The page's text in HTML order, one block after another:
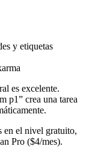
y etiquetas
es excelente.
p1” crea una tarea
en el nivel gratuito,
Pro ($4/mes).